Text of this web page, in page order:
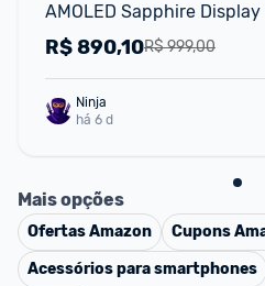
AMOLED Sapphire
4GB 5 ATM Black
R$ 999,00
R$890,10
há 6 d
Mais opções
OfertasAmazon Cupons
Acessórios para smartphones